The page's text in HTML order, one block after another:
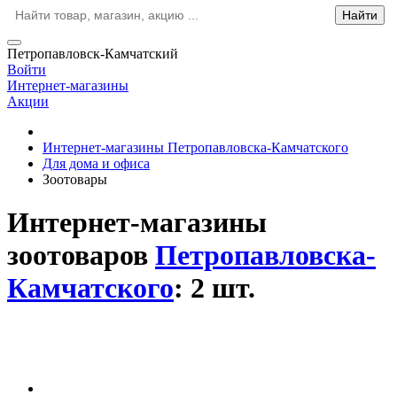
Петропавловск-Камчатский
Войти
Интернет-магазины
Акции
Интернет-магазины Петропавловска-Камчатского
Для дома и офиса
Зоотовары
Интернет-магазины
зоотоваров Петропавловска-
Камчатского: 2 шт.